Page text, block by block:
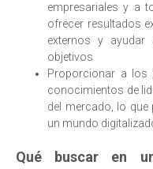
empresariales y a
ofrecer resultados
externos y
objetivos
Proporcionar a los
conocimientos de
del mercado, lo que
un mundo
Qué buscar en